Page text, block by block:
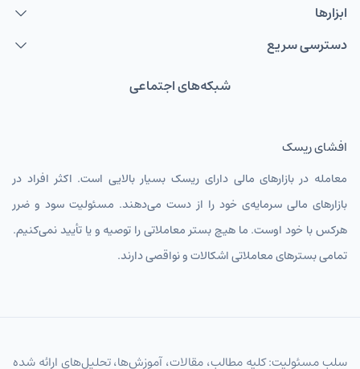
ابزارها
دسترسی سریع
شبکه‌های اجتماعی
افشای ریسک
معامله در بازارهای مالی دارای ریسک بسیار بالایی است. اکثر افراد در
بازارهای مالی سرمایه‌ی خود را از دست می‌دهند. مسئولیت سود و ضرر
هرکس با خود اوست. ما هیچ بستر معاملاتی را توصیه و یا تأیید نمی‌کنیم.
تمامی بسترهای معاملاتی اشکالات و نواقصی دارند.
سلب مسئولیت: کلیه مطالب، مقالات، آموزش‌ها، تحلیل‌های ارائه شده